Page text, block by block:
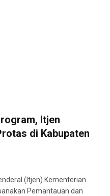
Itjen
di Kabupaten
(Itjen) Kementerian
Pemantauan dan